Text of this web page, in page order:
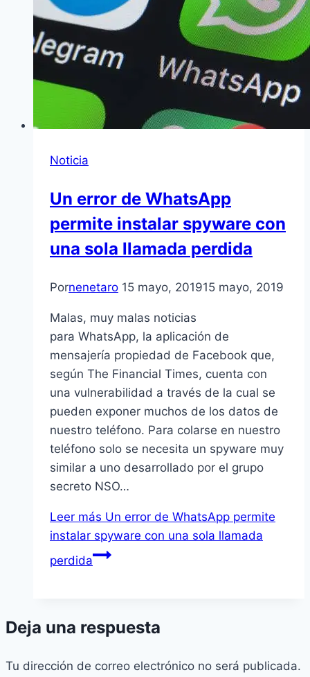
Noticia
Un error de WhatsApp
permite instalar spyware con
una sola llamada perdida
Pornenetaro 15 mayo, 201915 mayo, 2019
Malas, muy malas noticias
para WhatsApp, la aplicación de
mensajería propiedad de Facebook que,
según The Financial Times, cuenta con
una vulnerabilidad a través de la cual se
pueden exponer muchos de los datos de
nuestro teléfono. Para colarse en nuestro
teléfono solo se necesita un spyware muy
similar a uno desarrollado por el grupo
secreto NSO…
Leer más Un error de WhatsApp permite
instalar spyware con una sola llamada
perdida
Deja una respuesta
Tu dirección de correo electrónico no será publicada.